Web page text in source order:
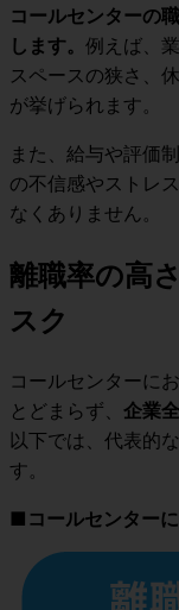
コールセンターの
します。 例えば、
スペースの狭さ、
が挙げられます。
また、給与や評価
の不信感やストレ
なくありません。
離職率の高
スク
コールセンターに
とどまらず、 企業
以下では、代表的
す。
■コールセンター